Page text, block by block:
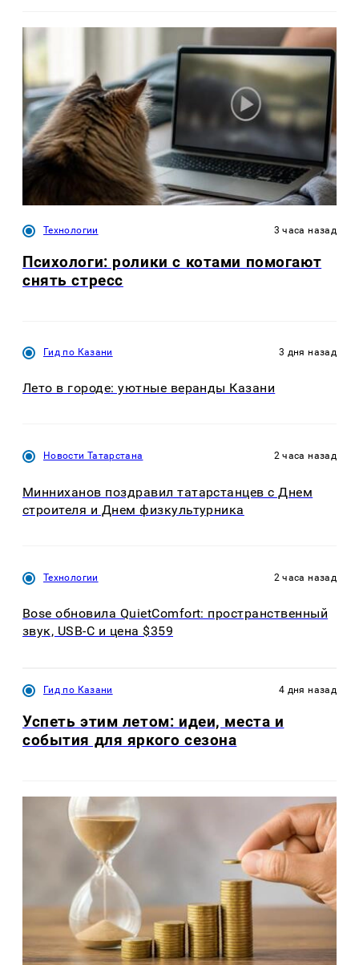
Технологии 3 часа назад
Психологи: ролики с котами помогают
снять стресс
Гид по Казани 3 дня назад
Лето в городе: уютные веранды Казани
Новости Татарстана 2 часа назад
Минниханов поздравил татарстанцев с Днем
строителя и Днем физкультурника
Технологии 2 часа назад
Bose обновила QuietComfort: пространственный
звук, USB-C и цена $359
Гид по Казани 4 дня назад
Успеть этим летом: идеи, места и
события для яркого сезона